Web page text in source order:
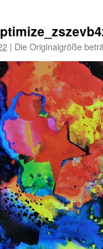
| Die Originalgröße